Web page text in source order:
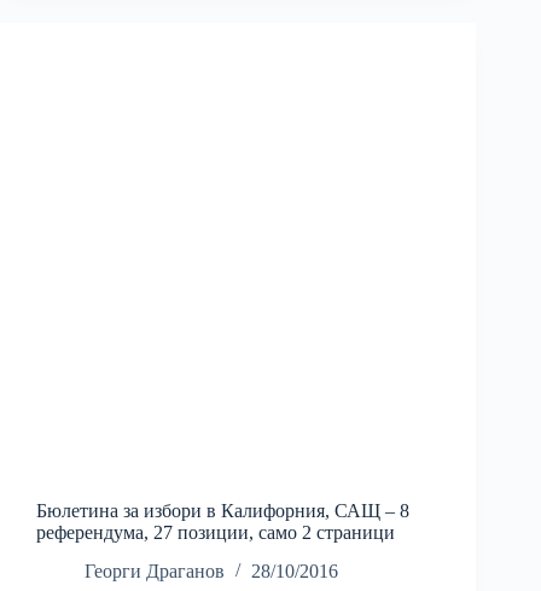
Бюлетина за избори в Калифорния, САЩ – 8
референдума, 27 позиции, само 2 страници
Георги Драганов
28/10/2016